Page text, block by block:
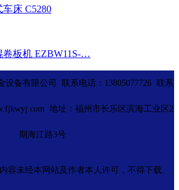
床 C5280
卷板机 EZBW11S-…
设备有限公司 联系电话：13805077726 联系
地址：福州市长乐区滨海工业区2
期海江路3号
容未经本网站及作者本人许可，不得下载、